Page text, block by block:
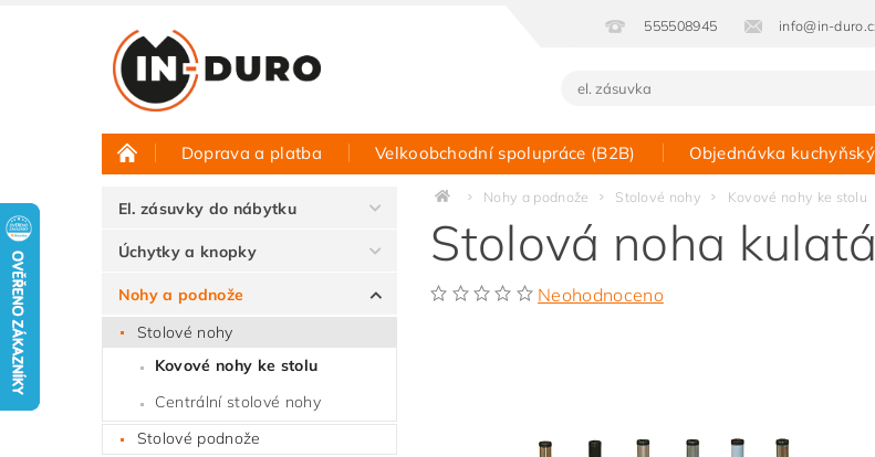
555508945 info@in-
Doprava a platba Velkoobchodní spolupráce (B2B) Objednávka
Půjčovna vzorků Hodnocení obchodu Kontakt
El. zásuvky do nábytku
Úchytky a knopky
Nohy a podnože
Stolové nohy
Kovové nohy ke stolu
Centrální stolové nohy
Stolové podnože
Nohy a podnože Stolové nohy Kovové nohy ke stolu
Stolová noha
Neohodnoceno